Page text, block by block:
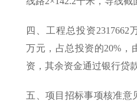
四、工程总投资2317662
万元，占总投资的20%，
资，其余资金通过银行贷
五、项目招标事项核准意